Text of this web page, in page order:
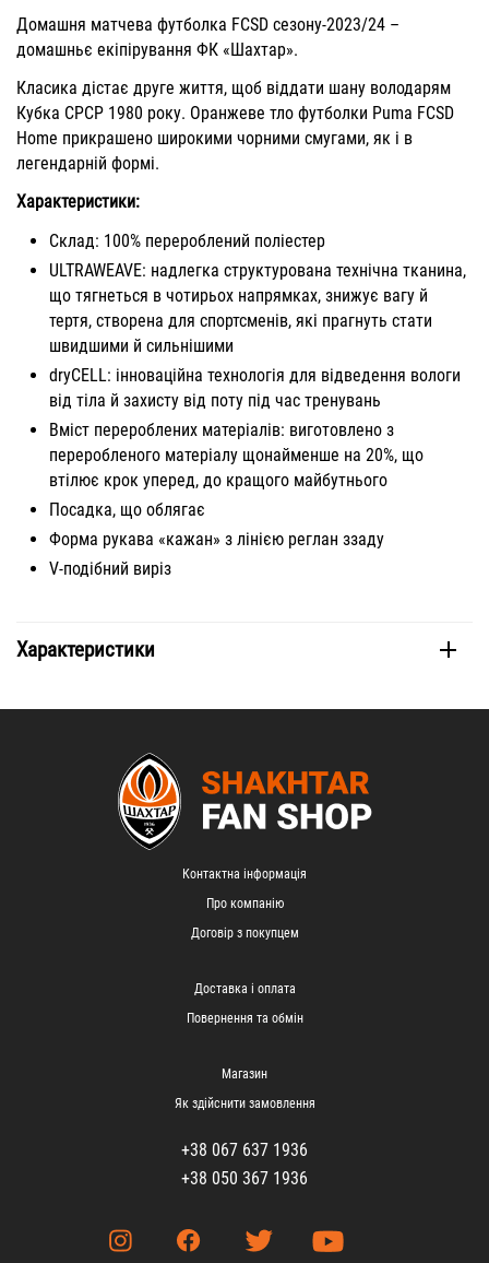
Домашня матчева футболка FCSD сезону-2023/24 –
домашньє екіпірування ФК «Шахтар».
Класика дістає друге життя, щоб віддати шану володарям
Кубка СРСР 1980 року. Оранжеве тло футболки Puma FCSD
Home прикрашено широкими чорними смугами, як і в
легендарній формі.
Характеристики:
Склад: 100% перероблений поліестер
ULTRAWEAVE: надлегка структурована технічна тканина,
що тягнеться в чотирьох напрямках, знижує вагу й
тертя, створена для спортсменів, які прагнуть стати
швидшими й сильнішими
dryCELL: інноваційна технологія для відведення вологи
від тіла й захисту від поту під час тренувань
Вміст перероблених матеріалів: виготовлено з
переробленого матеріалу щонайменше на 20%, що
втілює крок уперед, до кращого майбутнього
Посадка, що облягає
Форма рукава «кажан» з лінією реглан ззаду
V-подібний виріз
Характеристики
Контактна інформація
Про компанію
Договір з покупцем
Доставка і оплата
Повернення та обмін
Магазин
Як здійснити замовлення
+38 067 637 1936
+38 050 367 1936